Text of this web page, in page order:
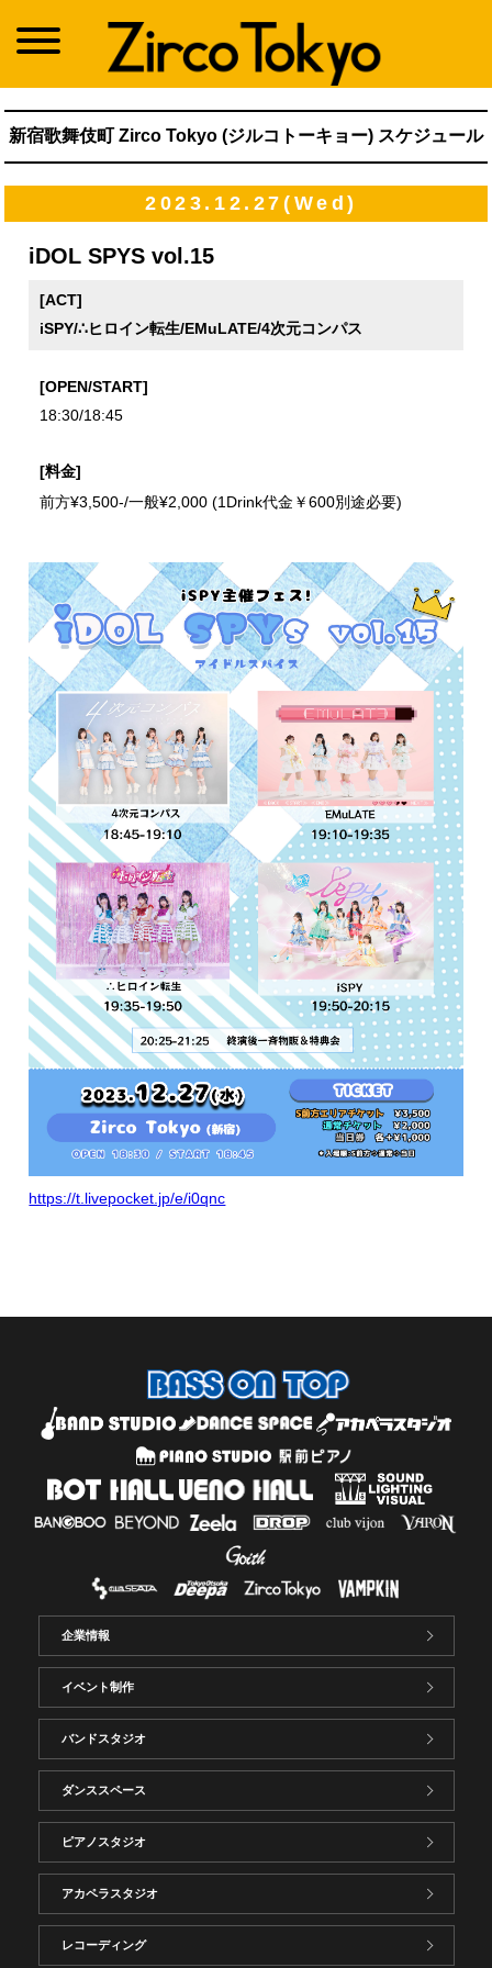
新宿歌舞伎町 Zirco Tokyo (ジルコトーキョー) スケジュール
2023.12.27(Wed)
iDOL SPYS vol.15
[ACT]
iSPY/∴ヒロイン転生/EMuLATE/4次元コンパス
[OPEN/START]
18:30/18:45
[料金]
前方¥3,500-/一般¥2,000 (1Drink代金￥600別途必要)
https://t.livepocket.jp/e/i0qnc
企業情報
イベント制作
バンドスタジオ
ダンススペース
ピアノスタジオ
アカペラスタジオ
レコーディング